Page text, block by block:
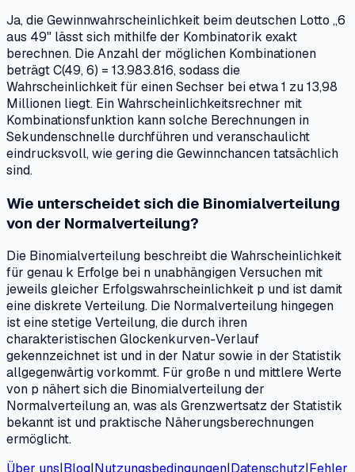
Ja, die Gewinnwahrscheinlichkeit beim deutschen Lotto „6
aus 49" lässt sich mithilfe der Kombinatorik exakt
berechnen. Die Anzahl der möglichen Kombinationen
beträgt C(49, 6) = 13.983.816, sodass die
Wahrscheinlichkeit für einen Sechser bei etwa 1 zu 13,98
Millionen liegt. Ein Wahrscheinlichkeitsrechner mit
Kombinationsfunktion kann solche Berechnungen in
Sekundenschnelle durchführen und veranschaulicht
eindrucksvoll, wie gering die Gewinnchancen tatsächlich
sind.
Wie unterscheidet sich die Binomialverteilung
von der Normalverteilung?
Die Binomialverteilung beschreibt die Wahrscheinlichkeit
für genau k Erfolge bei n unabhängigen Versuchen mit
jeweils gleicher Erfolgswahrscheinlichkeit p und ist damit
eine diskrete Verteilung. Die Normalverteilung hingegen
ist eine stetige Verteilung, die durch ihren
charakteristischen Glockenkurven-Verlauf
gekennzeichnet ist und in der Natur sowie in der Statistik
allgegenwärtig vorkommt. Für große n und mittlere Werte
von p nähert sich die Binomialverteilung der
Normalverteilung an, was als Grenzwertsatz der Statistik
bekannt ist und praktische Näherungsberechnungen
ermöglicht.
Über uns|Blog|Nutzungsbedingungen|Datenschutz|Fehler